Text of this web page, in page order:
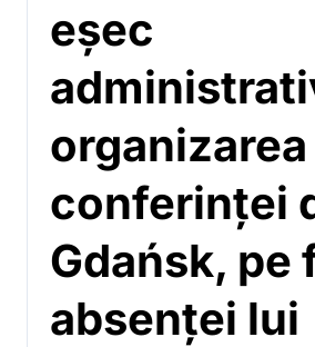
eșec
organizarea
conferinței
Gdańsk, pe
absenței lui